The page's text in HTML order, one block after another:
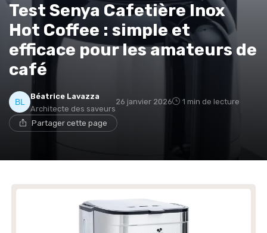
Test Senya Cafetière Inox
Hot Coffee : simple et
efficace pour les amateurs de
café
Béatrice Lavazza
Architecte des saveurs
26 janvier 2026 1 min de lecture
Partager cette page